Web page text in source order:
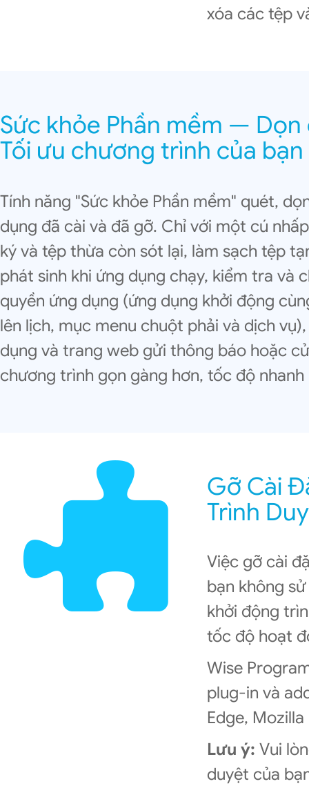
xóa các tệp
Sức khỏe Phần mềm — Dọn
Tối ưu chương trình của bạn
Tính năng "Sức khỏe Phần mềm" quét,
dụng đã cài và đã gỡ. Chỉ với một cú
ký và tệp thừa còn sót lại, làm sạch tệp
phát sinh khi ứng dụng chạy, kiểm tra và
quyền ứng dụng (ứng dụng khởi động
lên lịch, mục menu chuột phải và dịch
dụng và trang web gửi thông báo hoặc
chương trình gọn gàng hơn, tốc độ
Gỡ Cài
Trình
Việc gỡ cài
bạn không
khởi động
tốc độ hoạt
Wise
plug-in và
Edge,
Lưu ý: Vui
duyệt của